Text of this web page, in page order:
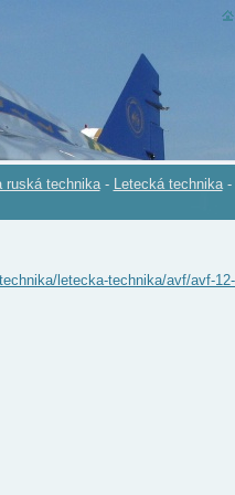
ruská technika - Letecká technika -
letecka-technika/avf/avf-